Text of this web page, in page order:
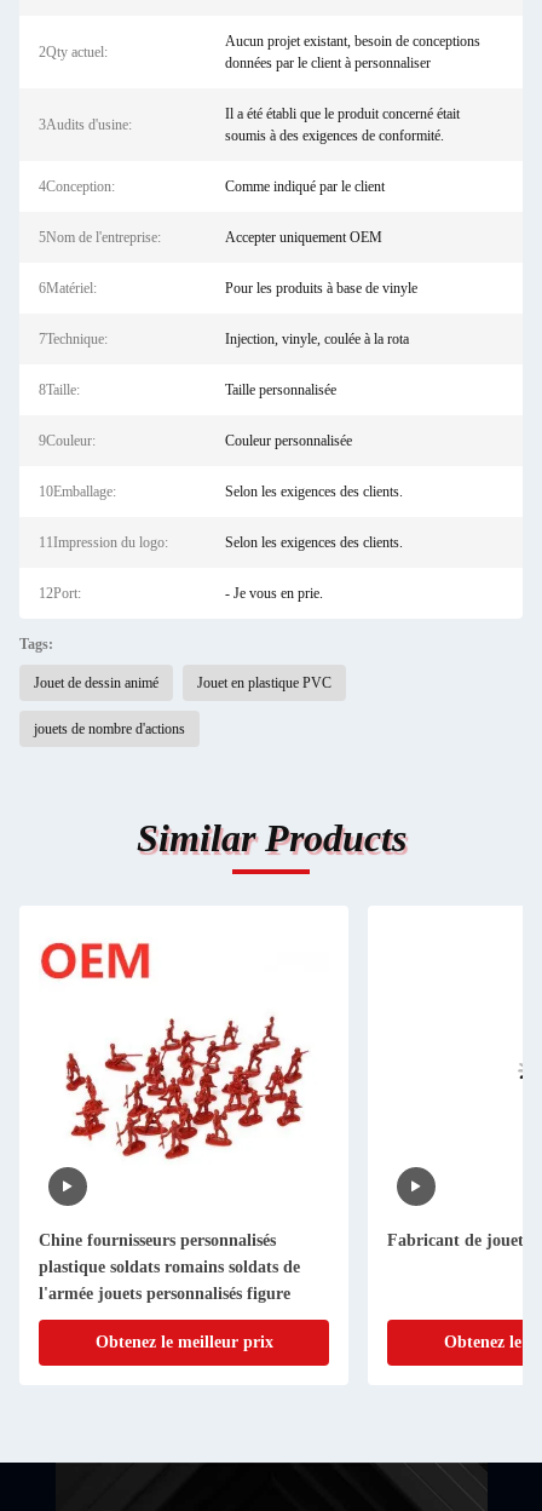
2Qty actuel:
Aucun projet existant, besoin de conceptions
données par le client à personnaliser
3Audits d'usine:
Il a été établi que le produit concerné était
soumis à des exigences de conformité.
4Conception: Comme indiqué par le client
5Nom de l'entreprise: Accepter uniquement OEM
6Matériel: Pour les produits à base de vinyle
7Technique: Injection, vinyle, coulée à la rota
8Taille: Taille personnalisée
9Couleur: Couleur personnalisée
10Emballage: Selon les exigences des clients.
11Impression du logo: Selon les exigences des clients.
12Port: - Je vous en prie.
Tags:
Jouet de dessin animé Jouet en plastique PVC
jouets de nombre d'actions
Similar Products
Chine fournisseurs personnalisés
plastique soldats romains soldats de
l'armée jouets personnalisés figure
Obtenez le meilleur prix
Fabricant de jouets
Obtenez le